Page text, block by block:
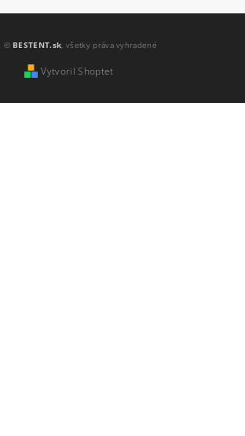
© BESTENT.sk, všetky práva vyhradené
Vytvoril Shoptet